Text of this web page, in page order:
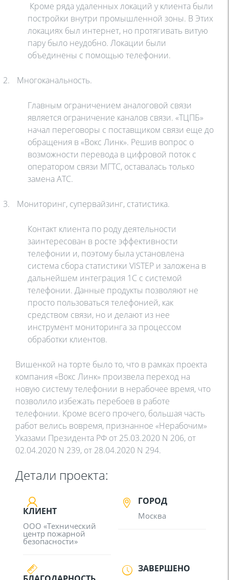
Кроме ряда удаленных локаций у клиента были
постройки внутри промышленной зоны. В Этих
локациях был интернет, но протягивать витую
пару было неудобно. Локации были
объединены с помощью телефонии.
2. Многоканальность.
Главным ограничением аналоговой связи
является ограничение каналов связи. «ТЦПБ»
начал переговоры с поставщиком связи еще до
обращения в «Вокс Линк». Решив вопрос о
возможности перевода в цифровой поток с
оператором связи МГТС, оставалась только
замена АТС.
3. Мониторинг, супервайзинг, статистика.
Контакт клиента по роду деятельности
заинтересован в росте эффективности
телефонии и, поэтому была установлена
система сбора статистики VISTEP и заложена в
дальнейшем интеграция 1С с системой
телефонии. Данные продукты позволяют не
просто пользоваться телефонией, как
средством связи, но и делают из нее
инструмент мониторинга за процессом
обработки клиентов.
Вишенкой на торте было то, что в рамках проекта
компания «Вокс Линк» произвела переход на
новую систему телефонии в нерабочее время, что
позволило избежать перебоев в работе
телефонии. Кроме всего прочего, большая часть
работ велись вовремя, признанное «Нерабочим»
Указами Президента РФ от 25.03.2020 N 206, от
02.04.2020 N 239, от 28.04.2020 N 294.
Детали проекта:
КЛИЕНТ
ООО «Технический
центр пожарной
безопасности»
ГОРОД
Москва
ЗАВЕРШЕНО